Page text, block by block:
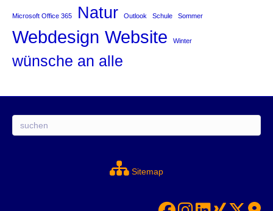
Microsoft Office 365 Natur Outlook Schule Sommer
Webdesign Website Winter
wünsche an alle
Suchen
Sitemap